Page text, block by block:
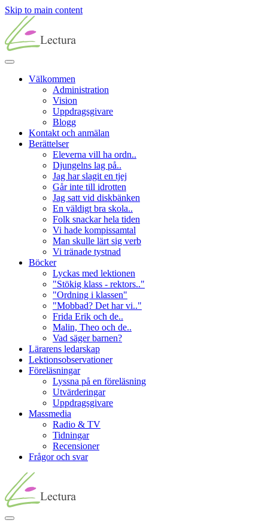
Skip to main content
Välkommen
Administration
Vision
Uppdragsgivare
Blogg
Kontakt och anmälan
Berättelser
Eleverna vill ha ordn..
Djungelns lag på..
Jag har slagit en tjej
Går inte till idrotten
Jag satt vid diskbänken
En väldigt bra skola..
Folk snackar hela tiden
Vi hade kompissamtal
Man skulle lärt sig verb
Vi tränade tystnad
Böcker
Lyckas med lektionen
"Stökig klass - rektors.."
"Ordning i klassen"
"Mobbad? Det har vi.."
Frida Erik och de..
Malin, Theo och de..
Vad säger barnen?
Lärarens ledarskap
Lektionsobservationer
Föreläsningar
Lyssna på en föreläsning
Utvärderingar
Uppdragsgivare
Massmedia
Radio & TV
Tidningar
Recensioner
Frågor och svar